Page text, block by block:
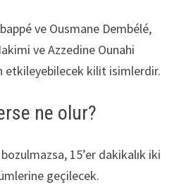
ve Ousmane Dembélé,
ve Azzedine Ounahi
etkileyebilecek kilit isimlerdir.
ne olur?
15’er dakikalık iki
geçilecek.